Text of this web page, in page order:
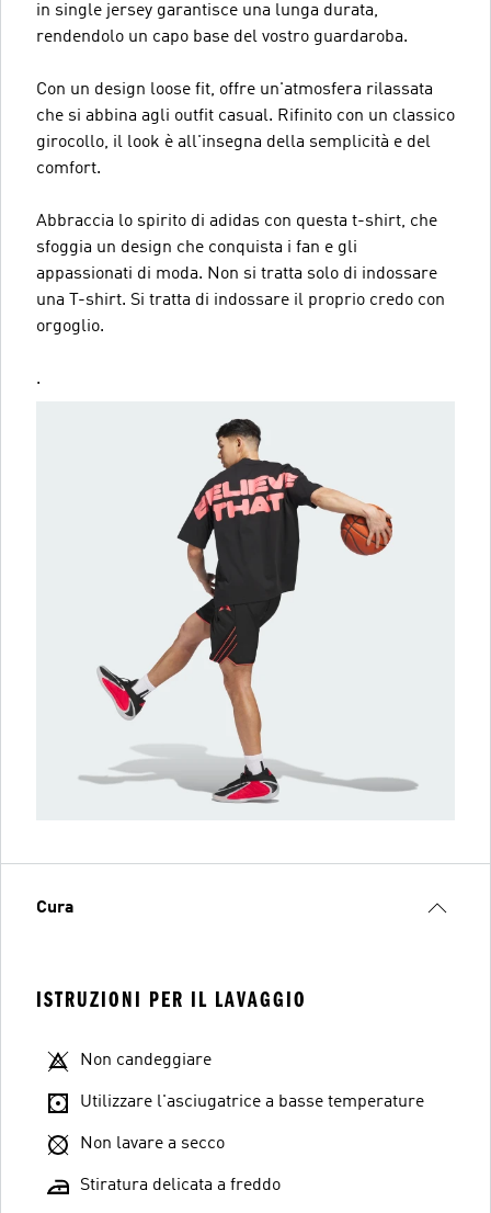
in single jersey garantisce una lunga durata,
rendendolo un capo base del vostro guardaroba.
Con un design loose fit, offre un'atmosfera rilassata
che si abbina agli outfit casual. Rifinito con un classico
girocollo, il look è all'insegna della semplicità e del
comfort.
Abbraccia lo spirito di adidas con questa t-shirt, che
sfoggia un design che conquista i fan e gli
appassionati di moda. Non si tratta solo di indossare
una T-shirt. Si tratta di indossare il proprio credo con
orgoglio.
.
Cura
ISTRUZIONI PER IL LAVAGGIO
Non candeggiare
Utilizzare l'asciugatrice a basse temperature
Non lavare a secco
Stiratura delicata a freddo